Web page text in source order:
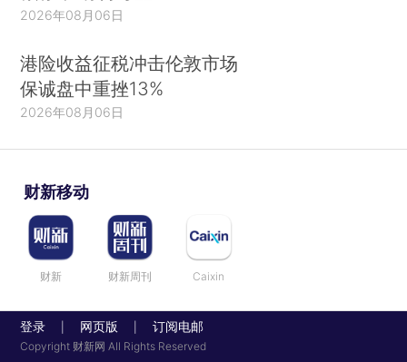
2026年08月06日
港险收益征税冲击伦敦市场
保诚盘中重挫13%
2026年08月06日
财新移动
财新 财新周刊 Caixin
登录 网页版 订阅电邮
Copyright 财新网 All Rights Reserved